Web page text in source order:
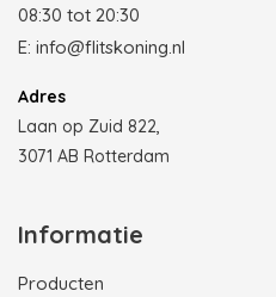
08:30 tot 20:30
E: info@flitskoning.nl
Adres
Laan op Zuid 822,
3071 AB Rotterdam
Informatie
Producten